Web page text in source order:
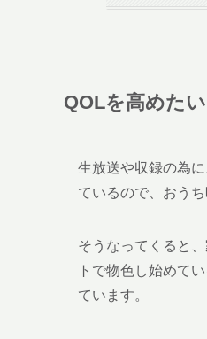
QOLを高めたい
生放送や収録の為
ているので、おう
そうなってくると
トで物色し始めて
ています。